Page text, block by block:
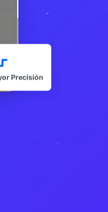
Precisión